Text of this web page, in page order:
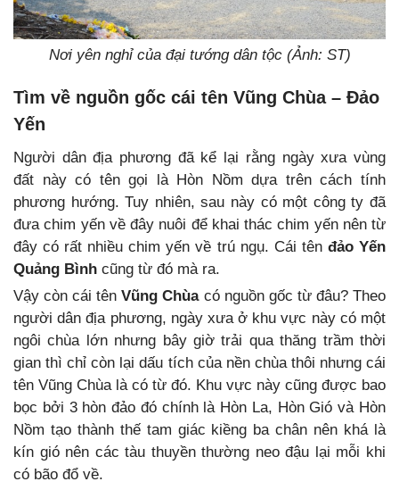
Nơi yên nghỉ của đại tướng dân tộc (Ảnh: ST)
Tìm về nguồn gốc cái tên Vũng Chùa – Đảo
Yến
Người dân địa phương đã kể lại rằng ngày xưa vùng
đất này có tên gọi là Hòn Nồm dựa trên cách tính
phương hướng. Tuy nhiên, sau này có một công ty đã
đưa chim yến về đây nuôi để khai thác chim yến nên từ
đây có rất nhiều chim yến về trú ngụ. Cái tên đảo Yến
Quảng Bình cũng từ đó mà ra.
Vậy còn cái tênVũng Chùacó nguồn gốc từ đâu? Theo
người dân địa phương, ngày xưa ở khu vực này có một
ngôi chùa lớn nhưng bây giờ trải qua thăng trầm thời
gian thì chỉ còn lại dấu tích của nền chùa thôi nhưng cái
tên Vũng Chùa là có từ đó. Khu vực này cũng được bao
bọc bởi 3 hòn đảo đó chính là Hòn La, Hòn Gió và Hòn
Nồm tạo thành thế tam giác kiềng ba chân nên khá là
kín gió nên các tàu thuyền thường neo đậu lại mỗi khi
có bão đổ về.